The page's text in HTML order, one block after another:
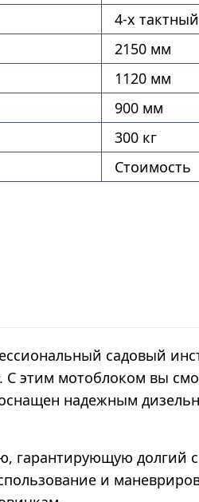
4-х тактный
2150 мм
1120 мм
900 мм
300 кг
Стоимость
садовый
С этим мотоблоком вы
надежным
гарантирующую долгий
и